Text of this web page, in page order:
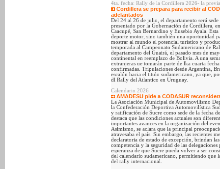
4ta. fecha: Rally de la Cordillera 2026- la previa
Cordillera se prepara para recibir al
adelantados
Del 24 al 26 de julio, el departamento será
presentado por la Gobernación de Cordillera,
Caacupé, San Bernardino y Eusebio Ayala.
deporte motor, sino también una oportunidad
mostrar al mundo el potencial turístico y
temporada al Campeonato Sudamericano de
departamento del Guairá, el pasado mes de
continental en reemplazo de Bolivia. A una
extranjeras ue tomarán parte de lka cuarta
confirmadas. Tripulaciones desde Argentina,
escalón hacia el titulo sudamericano, ya que,
dl Rally del Atlantico en Uruguay.
Calendario 2026
AMADESU pide a CODASUR
La Asociación Municipal de Automovilismo
la Confederación Deportiva Automovilística
y ratificación de Sucre como sede de la fecha
destaca que las condiciones actuales son
importantes avances en la organización del
Asimismo, se aclara que la principal
atravesaba el país. Sin embargo, las recientes
declaratoria de estado de excepción, brindan
competencia y la seguridad de las
esperanza de que Sucre pueda volver a ser
del calendario sudamericano, permitiendo que
del rally internacional.